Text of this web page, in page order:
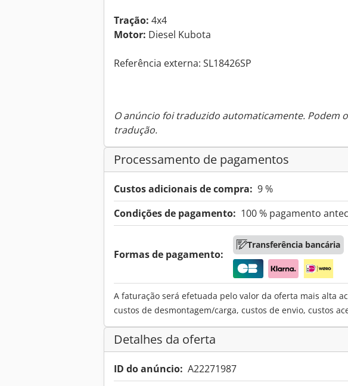
Tração: 4x4
Motor: Diesel Kubota
Referência externa: SL18426SP
O anúncio foi traduzido automaticamente. Podem
tradução.
Processamento de pagamentos
Custos adicionais de compra: 9 %
Condições de pagamento: 100 % pagamento
Formas de pagamento:
Transferência bancária
A faturação será efetuada pelo valor da oferta mais alta
custos de desmontagem/carga, custos de envio, custos
Detalhes da oferta
ID do anúncio: A22271987